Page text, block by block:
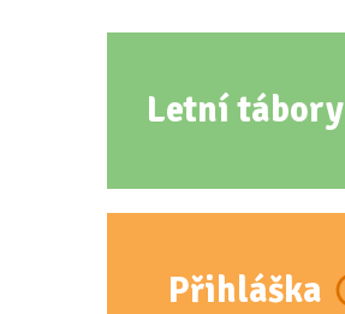
Letní tábory
Přihláška